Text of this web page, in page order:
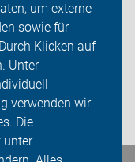
um externe
sowie für
Klicken auf
Unter
verwenden wir
Die
unter